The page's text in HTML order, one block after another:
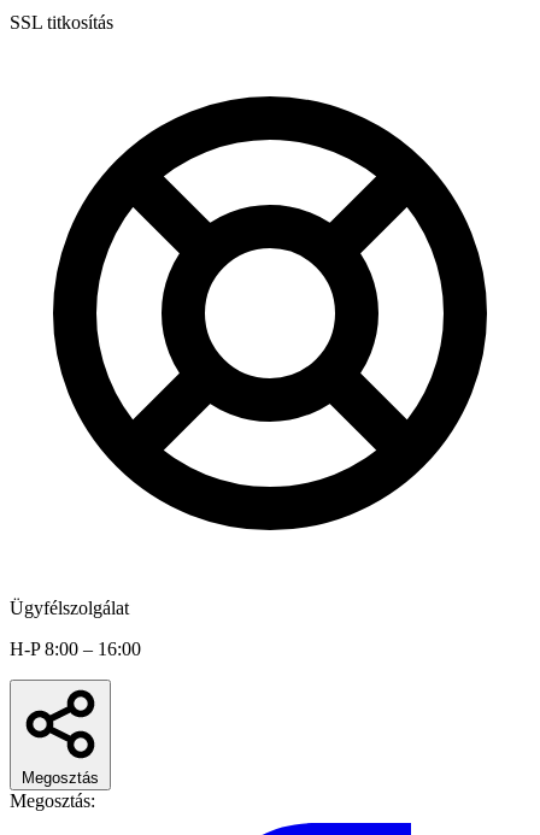
SSL titkosítás
Ügyfélszolgálat
H-P 8:00 – 16:00
Megosztás
Megosztás: